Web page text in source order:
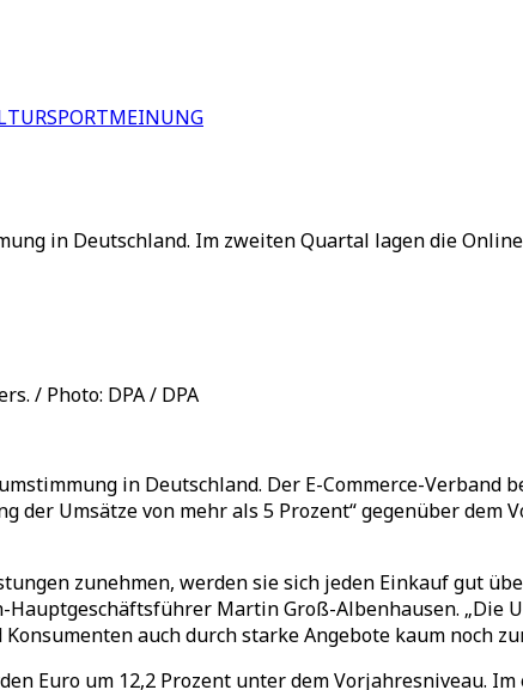
SPORTMEINUNG
in Deutschland. Im zweiten Quartal lagen die
/ Photo: DPA / DPA
in Deutschland. Der E-Commerce-Verband
Umsätze von mehr als 5 Prozent“ gegenüber dem
zunehmen, werden sie sich jeden Einkauf gut
Martin Groß-Albenhausen. „Die
auch durch starke Angebote kaum noch
Euro um 12,2 Prozent unter dem Vorjahresniveau.